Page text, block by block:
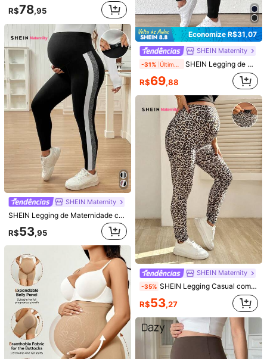
-30% Calça Flare Maternidade Legging Gestante Cós Alto Calça Sustenta Barriga
R$34 ,99100+ vendido
Economize R$19,25
Últimos 2 dias Calça Flare Preta Elástica Alta Versátil e Casual para Gestantes, Calça de Gestante com Cintura Ajustável
,74100+ vendido
R$78,95
SHEIN Maternity
SHEIN Legging de Maternidade com Cintura Ajustável, Calça Justa de Cor Contrastante Copa do Mundo
R$53,95
Economize R$31,07
SHEIN Maternity
-31% SHEIN Legging de Cintura Alta Ajustável para Gestante Copa do Mundo
R$69,88
SHEIN Maternity
-35% SHEIN Legging Casual com Estampa de Leopardo Ajustável na Cintura, Versátil para Gestantes
R$53,27